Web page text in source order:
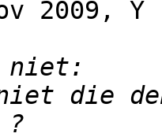
2009,
niet die